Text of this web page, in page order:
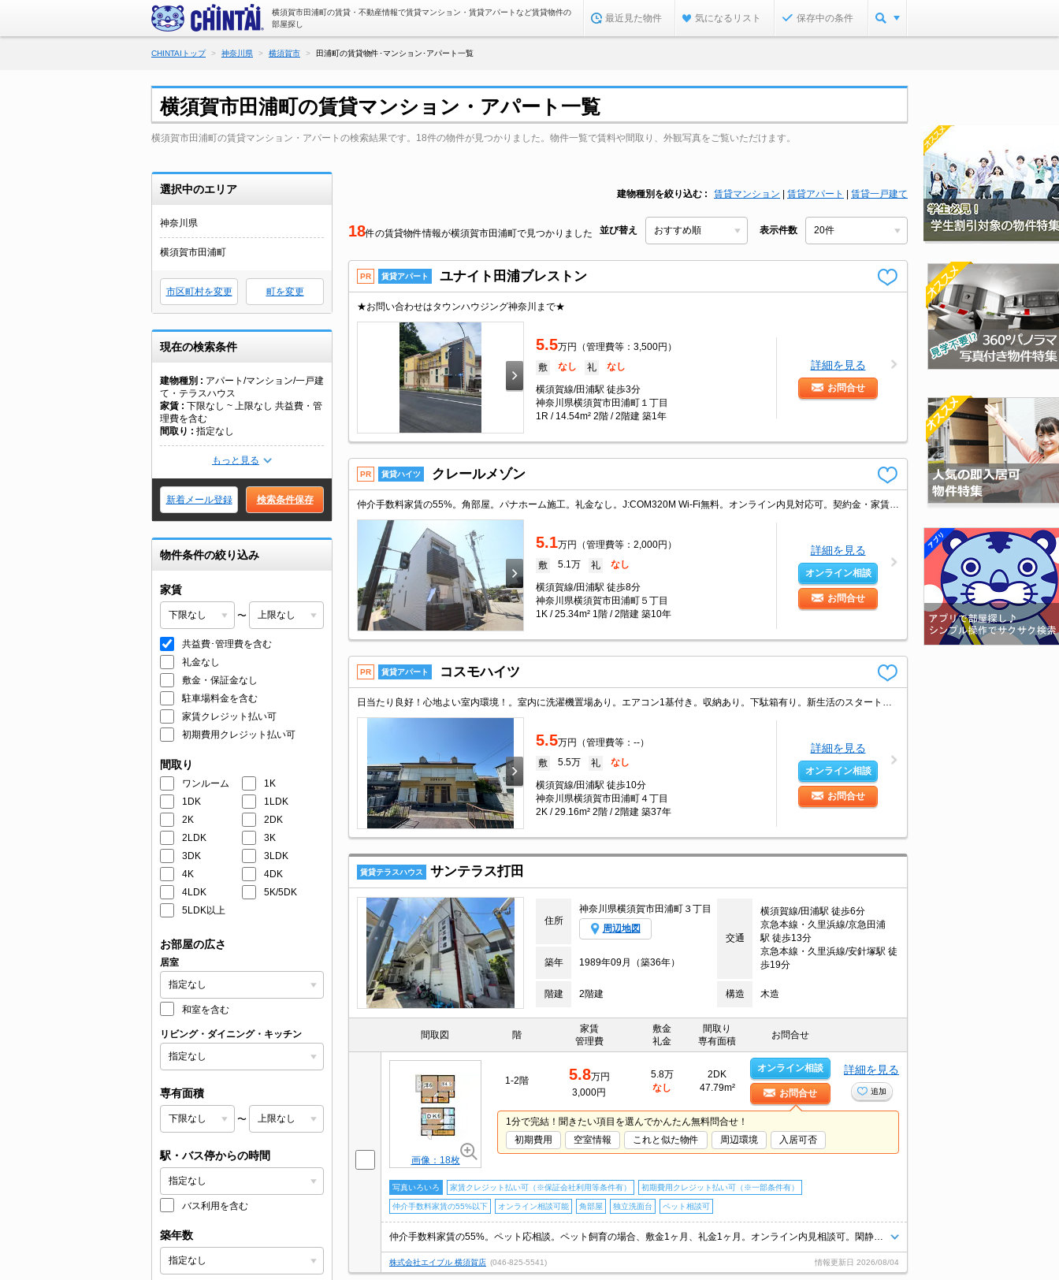
横須賀市田浦町の賃貸・不動産情報で賃貸マンション・賃貸アパートなど賃貸物件の
部屋探し
最近見た物件 気になるリスト 保存中の条件
CHINTAIトップ 神奈川県 横須賀市 田浦町の賃貸物件･マンション･アパート一覧
横須賀市田浦町の賃貸マンション・アパート一覧
横須賀市田浦町の賃貸マンション・アパートの検索結果です。18件の物件が見つかりました。物件一覧で賃料や間取り、外観写真をご覧いただけます。
選択中のエリア
神奈川県
横須賀市田浦町
市区町村を変更 町を変更
現在の検索条件
建物種別
アパート/マンション/一戸建
て・テラスハウス
家賃
下限なし ~ 上限なし 共益費・管
理費を含む
間取り
指定なし
もっと見る
新着メール登録 検索条件保存
物件条件の絞り込み
家賃
〜
共益費･管理費を含む
礼金なし
敷金・保証金なし
駐車場料金を含む
家賃クレジット払い可
初期費用クレジット払い可
間取り
ワンルーム
1K
1DK
1LDK
2K
2DK
2LDK
3K
3DK
3LDK
4K
4DK
4LDK
5K/5DK
5LDK以上
お部屋の広さ
居室
和室を含む
リビング・ダイニング・キッチン
専有面積
〜
駅・バス停からの時間
バス利用を含む
築年数
建物種別を絞り込む 賃貸マンション 賃貸アパート 賃貸一戸建て
18件の賃貸物件情報が横須賀市田浦町で見つかりました 並び替え 表示件数
PR 賃貸アパート ユナイト田浦ブレストン
★お問い合わせはタウンハウジング神奈川まで★
5.5万円（管理費等：3,500円）
敷 なし 礼 なし
横須賀線/田浦駅 徒歩3分
神奈川県横須賀市田浦町１丁目
1R / 14.54m² 2階 / 2階建 築1年
詳細を見る
お問合せ
PR 賃貸ハイツ クレールメゾン
5.1万円（管理費等：2,000円）
敷 5.1万 礼 なし
横須賀線/田浦駅 徒歩8分
神奈川県横須賀市田浦町５丁目
1K / 25.34m² 1階 / 2階建 築10年
詳細を見る
オンライン相談
お問合せ
PR 賃貸アパート コスモハイツ
5.5万円（管理費等：--）
敷 5.5万 礼 なし
横須賀線/田浦駅 徒歩10分
神奈川県横須賀市田浦町４丁目
2K / 29.16m² 2階 / 2階建 築37年
詳細を見る
オンライン相談
お問合せ
賃貸テラスハウス サンテラス打田
住所
神奈川県横須賀市田浦町３丁目
周辺地図
交通
横須賀線/田浦駅 徒歩6分
京急本線・久里浜線/京急田浦
駅 徒歩13分
京急本線・久里浜線/安針塚駅 徒
歩19分
築年 1989年09月（築36年）
階建 2階建 構造 木造
間取図 階
家賃
管理費
敷金
礼金
間取り
専有面積
お問合せ
画像：18枚
1-2階 5.8万円
3,000円
5.8万
なし
2DK
47.79m²
オンライン相談
お問合せ
詳細を見る
追加
1分で完結！聞きたい項目を選んでかんたん無料問合せ！
初期費用
空室情報 これと似た物件 周辺環境 入居可否
写真いろいろ 家賃クレジット払い可（※保証会社利用等条件有） 初期費用クレジット払い可（※一部条件有）
仲介手数料家賃の55%以下 オンライン相談可能 角部屋 独立洗面台 ペット相談可
株式会社エイブル 横須賀店 (046-825-5541) 情報更新日 2026/08/04